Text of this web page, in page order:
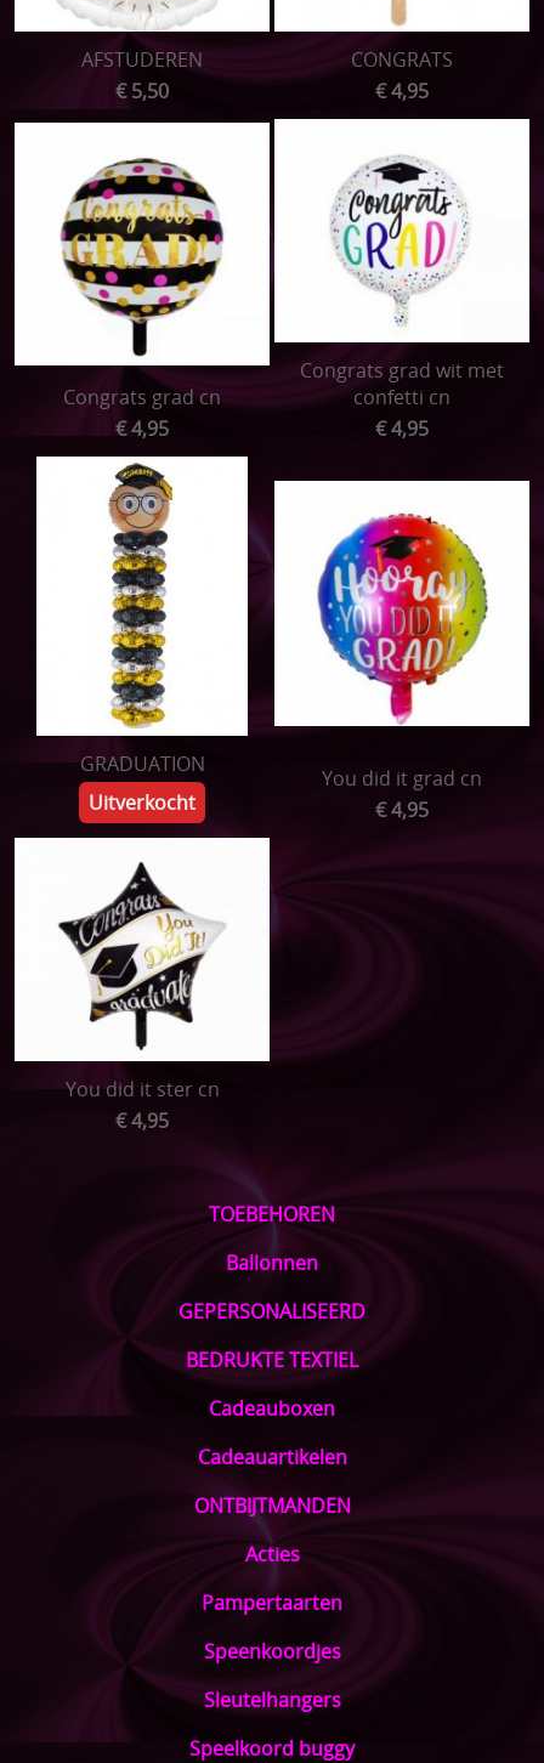
ONTBIJTMANDEN
Speenkoordjes
Sleutelhangers
Speelkoord buggy
TOEBEHOREN
Ballonnen
GEPERSONALISEERD
BEDRUKTE TEXTIEL
Cadeauboxen
Cadeauartikelen
ONTBIJTMANDEN
Acties
Pampertaarten
Speenkoordjes
Sleutelhangers
Speelkoord buggy
AFSTUDEREN
€ 5,50
CONGRATS
€ 4,95
Congrats grad cn
€ 4,95
Congrats grad wit met
confetti cn
€ 4,95
GRADUATION
Uitverkocht
You did it grad cn
€ 4,95
You did it ster cn
€ 4,95